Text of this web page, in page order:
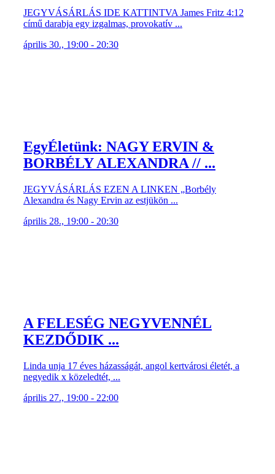
JEGYVÁSÁRLÁS IDE KATTINTVA James Fritz 4:12
című darabja egy izgalmas, provokatív ...
április 30., 19:00 - 20:30
EgyÉletünk: NAGY ERVIN &
BORBÉLY ALEXANDRA // ...
JEGYVÁSÁRLÁS EZEN A LINKEN „Borbély
Alexandra és Nagy Ervin az estjükön ...
április 28., 19:00 - 20:30
A FELESÉG NEGYVENNÉL
KEZDŐDIK ...
Linda unja 17 éves házasságát, angol kertvárosi életét, a
negyedik x közeledtét, ...
április 27., 19:00 - 22:00